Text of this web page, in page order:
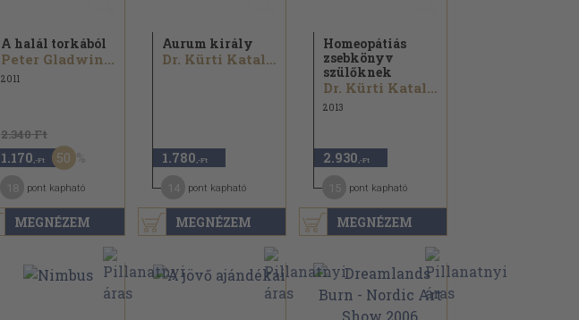
MEGNÉZEM
A halál torkából
Peter Gladwin...
2011
2.340 Ft
1.170 ,-Ft 50
pont kapható
MEGNÉZEM
Aurum király
Dr. Kürti Katalin
1.780 ,-Ft
pont kapható
MEGNÉZEM
Homeopátiás
zsebkönyv
szülőknek
Dr. Kürti Katalin
2013
2.930 ,-Ft
pont kapható